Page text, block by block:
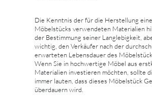
Die Kenntnis der für die Herstellung
Möbelstücks verwendeten Materialien
der Bestimmung seiner Langlebigkeit,
wichtig, den Verkäufer nach der
erwarteten Lebensdauer des
Wenn Sie in hochwertige Möbel aus
Materialien investieren möchten, sollte
immer lauten, dass dieses Möbelstück
überdauern wird.